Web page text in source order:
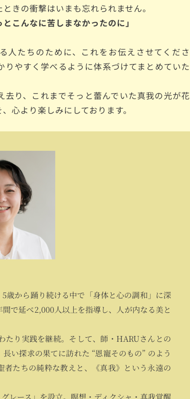
きの衝撃はいまも忘れられません。
こんなに苦しまなかったのに」
人たちのために、これをお伝えさせてくださ
やすく学べるように体系づけてまとめて いた
り、これまでそっと蕾んでいた真我の光が花
より楽しみにしております。
歳から踊り続ける中で「身体と心の調和」に深
で延べ2,000人以上を指導し、人が内なる美と
たり実践を継続。そして、師・HARUさんとの
い探求の果てに訪れた “恩寵そのもの” のよう
たちの純粋な教えと、《真我》という永遠の
レース」を設立。瞑想・ディクシャ・真我覚醒